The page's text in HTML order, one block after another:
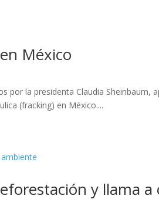
México
por la presidenta Claudia Sheinbaum,
(fracking) en México....
y llama